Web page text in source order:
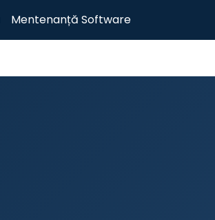
Mentenanță Software